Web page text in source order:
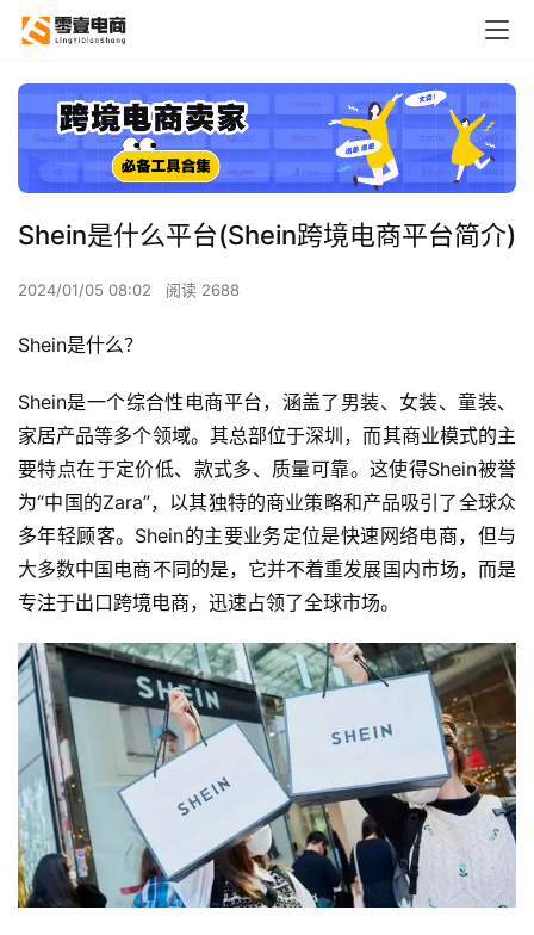
Shein是什么平台(Shein跨境电商平台简介)
2024/01/05 08:02 阅读 2688
Shein是什么？
Shein是一个综合性电商平台，涵盖了男装、女装、童装、
家居产品等多个领域。其总部位于深圳，而其商业模式的主
要特点在于定价低、款式多、质量可靠。这使得Shein被誉
为“中国的Zara”，以其独特的商业策略和产品吸引了全球众
多年轻顾客。Shein的主要业务定位是快速网络电商，但与
大多数中国电商不同的是，它并不着重发展国内市场，而是
专注于出口跨境电商，迅速占领了全球市场。